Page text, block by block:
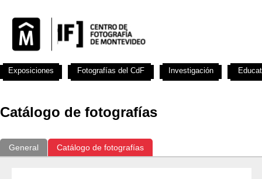
Catálogo de fotografías
General Catálogo de fotografías
Exposiciones Fotografías del CdF Investigación